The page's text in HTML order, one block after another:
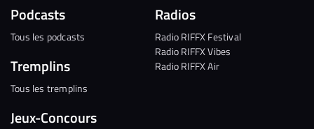
Podcasts
Tous les podcasts
Tremplins
Tous les tremplins
Jeux-Concours
Radios
Radio RIFFX Festival
Radio RIFFX Vibes
Radio RIFFX Air